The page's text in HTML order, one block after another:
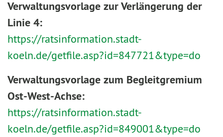
Verwaltungsvorlage zur Verlängerung der
Linie 4:
https://ratsinformation.stadt-
koeln.de/getfile.asp?id=847721&type=do
Verwaltungsvorlage zum Begleitgremium
Ost-West-Achse:
https://ratsinformation.stadt-
koeln.de/getfile.asp?id=849001&type=do